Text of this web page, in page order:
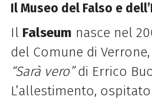
Il Museo del Falso e
Il Falseum nasce nel
del Comune di
“Sarà vero”di Errico
L’allestimento,